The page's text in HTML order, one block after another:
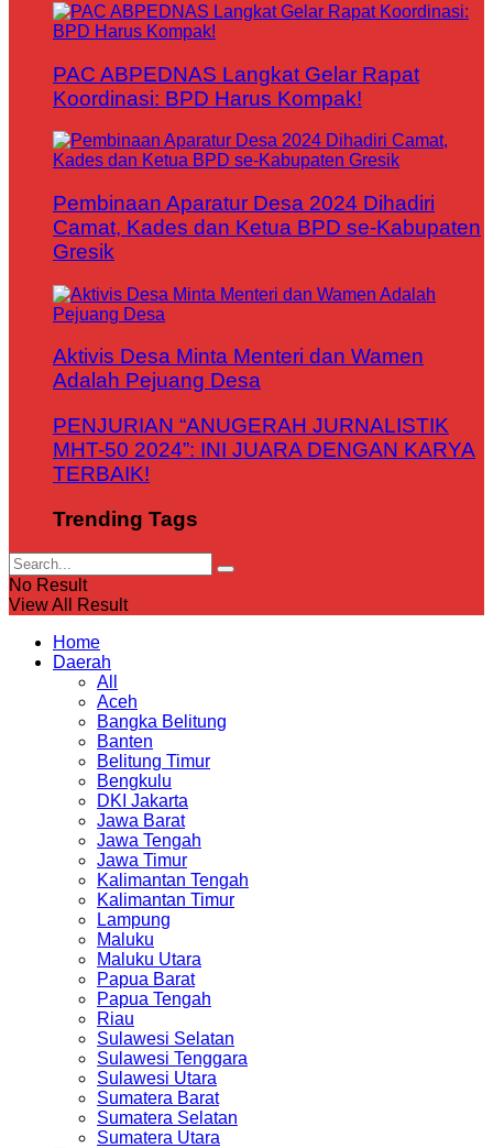
PAC ABPEDNAS Langkat Gelar Rapat
Koordinasi: BPD Harus Kompak!
Pembinaan Aparatur Desa 2024 Dihadiri
Camat, Kades dan Ketua BPD se-Kabupaten
Gresik
Aktivis Desa Minta Menteri dan Wamen
Adalah Pejuang Desa
PENJURIAN “ANUGERAH JURNALISTIK
MHT-50 2024”: INI JUARA DENGAN KARYA
TERBAIK!
Trending Tags
No Result
View All Result
Home
Daerah
All
Aceh
Bangka Belitung
Banten
Belitung Timur
Bengkulu
DKI Jakarta
Jawa Barat
Jawa Tengah
Jawa Timur
Kalimantan Tengah
Kalimantan Timur
Lampung
Maluku
Maluku Utara
Papua Barat
Papua Tengah
Riau
Sulawesi Selatan
Sulawesi Tenggara
Sulawesi Utara
Sumatera Barat
Sumatera Selatan
Sumatera Utara